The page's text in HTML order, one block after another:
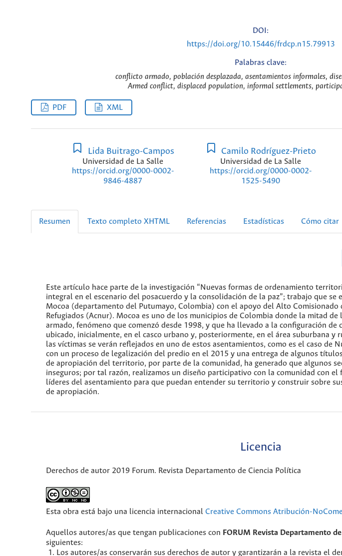
DOI:
https://doi.org/10.15446/frdcp.n15.79913
Palabras clave:
conflicto armado, población desplazada, asentamientos informales,
Armed conflict, displaced population, informal settlements,
PDF XML
Lida Buitrago-Campos
Universidad de La Salle
https://orcid.org/0000-0002-
9846-4887
Camilo Rodríguez-Prieto
Universidad de La Salle
https://orcid.org/0000-0002-
1525-5490
Resumen Texto completo XHTML Referencias Estadísticas Cómo citar
Este artículo hace parte de la investigación “Nuevas formas de ordenamiento
integral en el escenario del posacuerdo y la consolidación de la paz”; trabajo que se
Mocoa (departamento del Putumayo, Colombia) con el apoyo del Alto Comisionado
Refugiados (Acnur). Mocoa es uno de los municipios de Colombia donde la mitad
armado, fenómeno que comenzó desde 1998, y que ha llevado a la configuración de
ubicado, inicialmente, en el casco urbano y, posteriormente, en el área suburbana y
las víctimas se verán reflejados en uno de estos asentamientos, como es el caso de
con un proceso de legalización del predio en el 2015 y una entrega de algunos
de apropiación del territorio, por parte de la comunidad, ha generado que algunos
inseguros; por tal razón, realizamos un diseño participativo con la comunidad con
líderes del asentamiento para que puedan entender su territorio y construir sobre
de apropiación.
Licencia
Derechos de autor 2019 Forum. Revista Departamento de Ciencia Política
Esta obra está bajo una licencia internacional Creative Commons Atribución-
Aquellos autores/as que tengan publicaciones con FORUM Revista Departamento
siguientes:
Los autores/as conservarán sus derechos de autor y garantizarán a la revista el